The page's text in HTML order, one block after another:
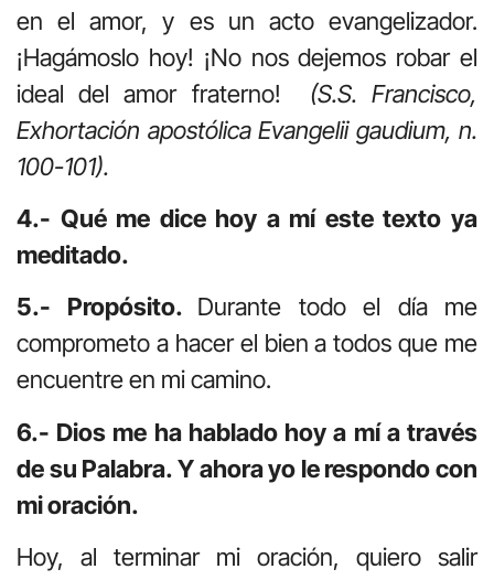
en el amor, y es un acto evangelizador.
¡Hagámoslo hoy! ¡No nos dejemos robar el
ideal del amor fraterno!
(S.S. Francisco,
Exhortación apostólica Evangelii gaudium, n.
100-101).
4.- Qué me dice hoy a mí este texto ya
meditado.
5.- Propósito. Durante todo el día me
comprometo a hacer el bien a todos que me
encuentre en mi camino.
6.- Dios me ha hablado hoy a mí a través
de su Palabra. Y ahora yo le respondo con
mi oración.
Hoy, al terminar mi oración, quiero salir